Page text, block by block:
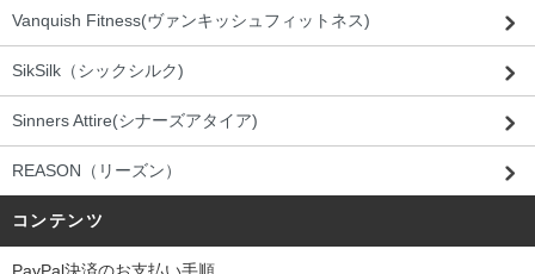
Vanquish Fitness(ヴァンキッシュフィットネス)
SikSilk（シックシルク)
Sinners Attire(シナーズアタイア)
REASON（リーズン）
コンテンツ